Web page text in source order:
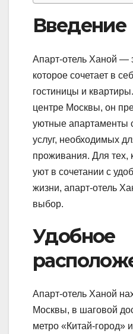
Введение
Апарт-отель Ханой —
которое сочетает в
гостиницы и
центре Москвы, он
уютные апартаменты
услуг, необходимых
проживания. Для тех,
уют в сочетании с
жизни, апарт-отель
выбор.
Удобное
Апарт-отель Ханой
Москвы, в шаговой
метро «Китай-город»